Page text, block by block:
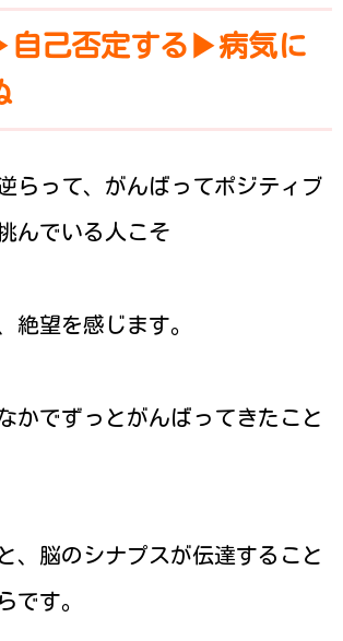
己否定する▶︎病気に
らって、がんばってポジティブ
んでいる人こそ
絶望を感じます。
かでずっとがんばってきたこと
、脳のシナプスが伝達すること
です。